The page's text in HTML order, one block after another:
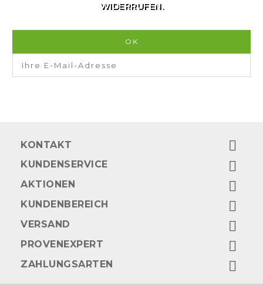
WIDERRUFEN.
KONTAKT 
KUNDENSERVICE 
AKTIONEN 
KUNDENBEREICH 
VERSAND 
PROVENEXPERT 
ZAHLUNGSARTEN 